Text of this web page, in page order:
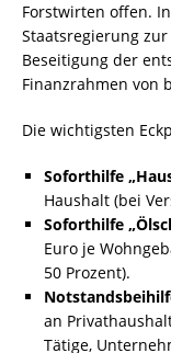
Forstwirten offen.
Staatsregierung
Beseitigung der
Finanzrahmen von
Die wichtigsten
Soforthilfe
Haushalt (bei
Soforthilfe
Euro je
50 Prozent).
an
Tätige,